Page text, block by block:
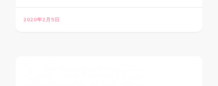
2020年2月5日